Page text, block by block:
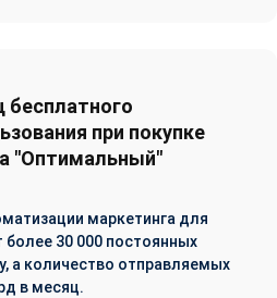
бесплатного
при покупке
"Оптимальный"
маркетинга для
более 30 000 постоянных
а количество отправляемых
в месяц.